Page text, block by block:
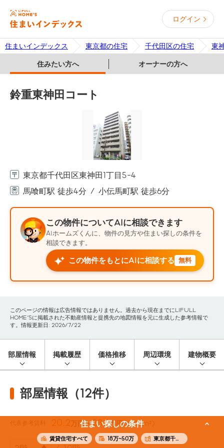
ログイン
住まいインデックス 東京都の住宅 千代田区の住宅 東
住みたい方へ オーナーの方へ
住まい探しの条件
賃貸住宅すべて 18万~50万 東京都千代田区
鈴重東神田コート
東京都千代田区東神田1丁目5-4
馬喰町駅 徒歩4分
小伝馬町駅 徒歩6分
この物件についてAIに相談できます
AIホームズくんに、物件の見方や住まい探しの条件を
相談できます。
この物件をもとにAIに相談する 無料
このページの情報は広告情報ではありません。過去から現在までにLIFULL
HOME'Sに掲載された不動産情報と提携先の地図情報を元に生成した参考情報で
す。情報更新日: 2026/7/22
部屋情報 掲載履歴 価格推移 周辺環境 建物概要
部屋情報（12件）
20.2 万円〜23.1万円(61.98m²)